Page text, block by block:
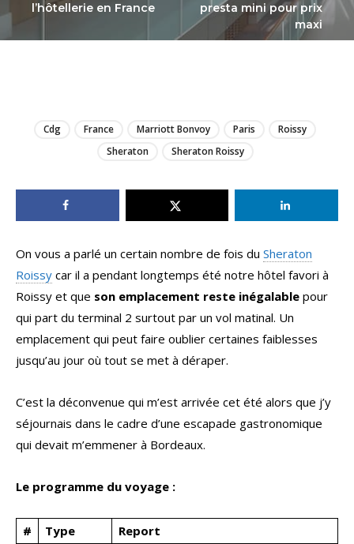
l’hôtellerie en France
presta mini pour prix
maxi
Cdg France Marriott Bonvoy Paris
Roissy
Sheraton
Sheraton Roissy
On vous a parlé un certain nombre de fois du Sheraton
Roissy car il a pendant longtemps été notre hôtel favori à
Roissy et que son emplacement reste inégalable pour
qui part du terminal 2 surtout par un vol matinal. Un
emplacement qui peut faire oublier certaines faiblesses
jusqu’au jour où tout se met à déraper.
C’est la déconvenue qui m’est arrivée cet été alors que j’y
séjournais dans le cadre d’une escapade gastronomique
qui devait m’emmener à Bordeaux.
Le programme du voyage :
# Type
Report